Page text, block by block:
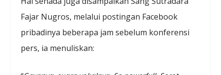
Fajar Nugros, melalui postingan Facebook
pribadinya beberapa jam sebelum konferensi
pers, ia menuliskan: